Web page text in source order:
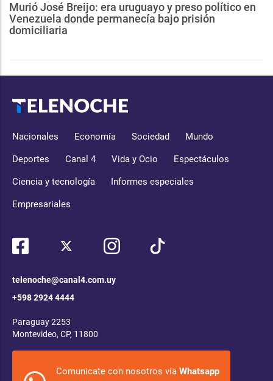
Murió José Breijo: era uruguayo y preso político en
Venezuela donde permanecía bajo prisión
domiciliaria
Nacionales Economía Sociedad Mundo
Deportes Canal 4 Vida y Ocio Espectáculos
Ciencia y tecnología Informes especiales
Empresariales
telenoche@canal4.com.uy
+598 2924 4444
Paraguay 2253
Montevideo, CP, 11800
Comunicate con nosotros via Whatsapp